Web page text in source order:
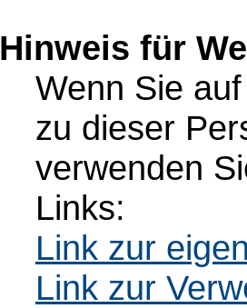
Hinweis für
Wenn Sie
zu dieser
verwenden
Links:
Link zur
Link zur